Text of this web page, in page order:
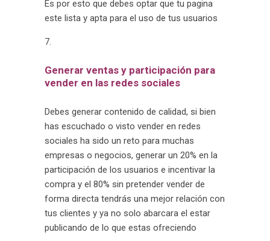
Es por esto que debes optar que tu pagina
este lista y apta para el uso de tus usuarios
Generar ventas y participación para
vender en las redes sociales
Debes generar contenido de calidad, si bien
has escuchado o visto vender en redes
sociales ha sido un reto para muchas
empresas o negocios, generar un 20% en la
participación de los usuarios e incentivar la
compra y el 80% sin pretender vender de
forma directa tendrás una mejor relación con
tus clientes y ya no solo abarcara el estar
publicando de lo que estas ofreciendo